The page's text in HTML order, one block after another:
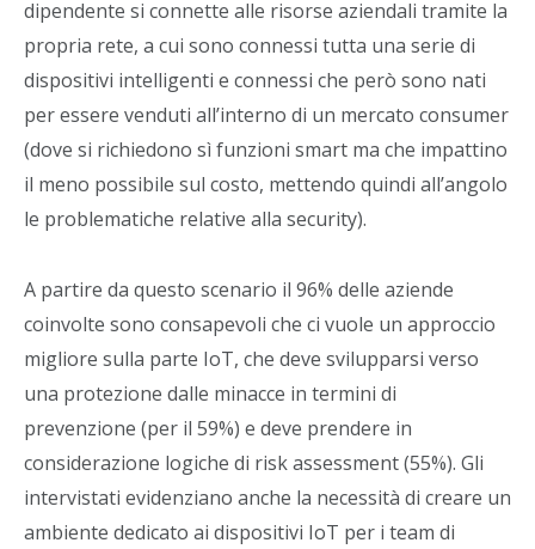
dipendente si connette alle risorse aziendali tramite la
propria rete, a cui sono connessi tutta una serie di
dispositivi intelligenti e connessi che però sono nati
per essere venduti all’interno di un mercato consumer
(dove si richiedono sì funzioni smart ma che impattino
il meno possibile sul costo, mettendo quindi all’angolo
le problematiche relative alla security).
A partire da questo scenario il 96% delle aziende
coinvolte sono consapevoli che ci vuole un approccio
migliore sulla parte IoT, che deve svilupparsi verso
una protezione dalle minacce in termini di
prevenzione (per il 59%) e deve prendere in
considerazione logiche di risk assessment (55%). Gli
intervistati evidenziano anche la necessità di creare un
ambiente dedicato ai dispositivi IoT per i team di